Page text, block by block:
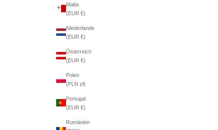
Malta
(EUR €)
Niederlande
(EUR €)
Österreich
(EUR €)
Polen
(PLN zł)
Portugal
(EUR €)
Rumänien